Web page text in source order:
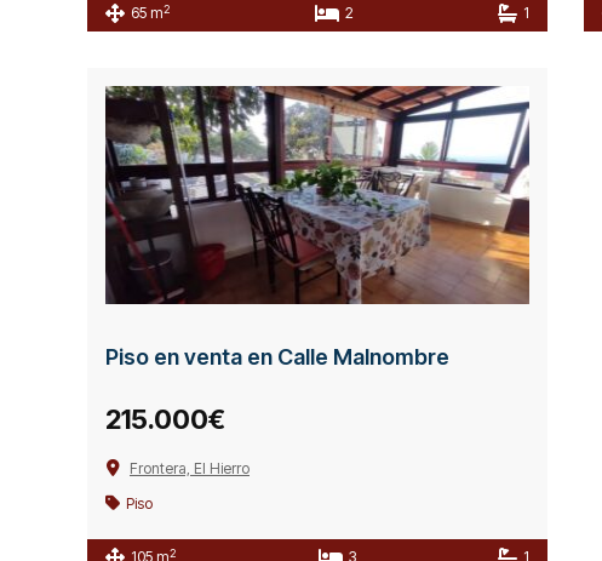
65 m2 2 1
Piso en venta en Calle Malnombre
215.000€
Frontera, El Hierro
Piso
105 m2 3 1